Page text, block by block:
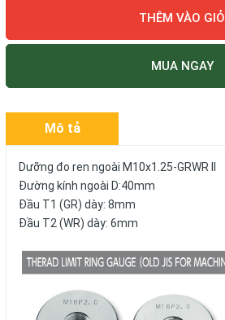
THÊM VÀO GIỎ
MUA NGAY
Mô tả
Dưỡng đo ren ngoài M10x1.25-GRWR II
Đường kính ngoài D:40mm
Đầu T1 (GR) dày: 8mm
Đầu T2 (WR) dày: 6mm